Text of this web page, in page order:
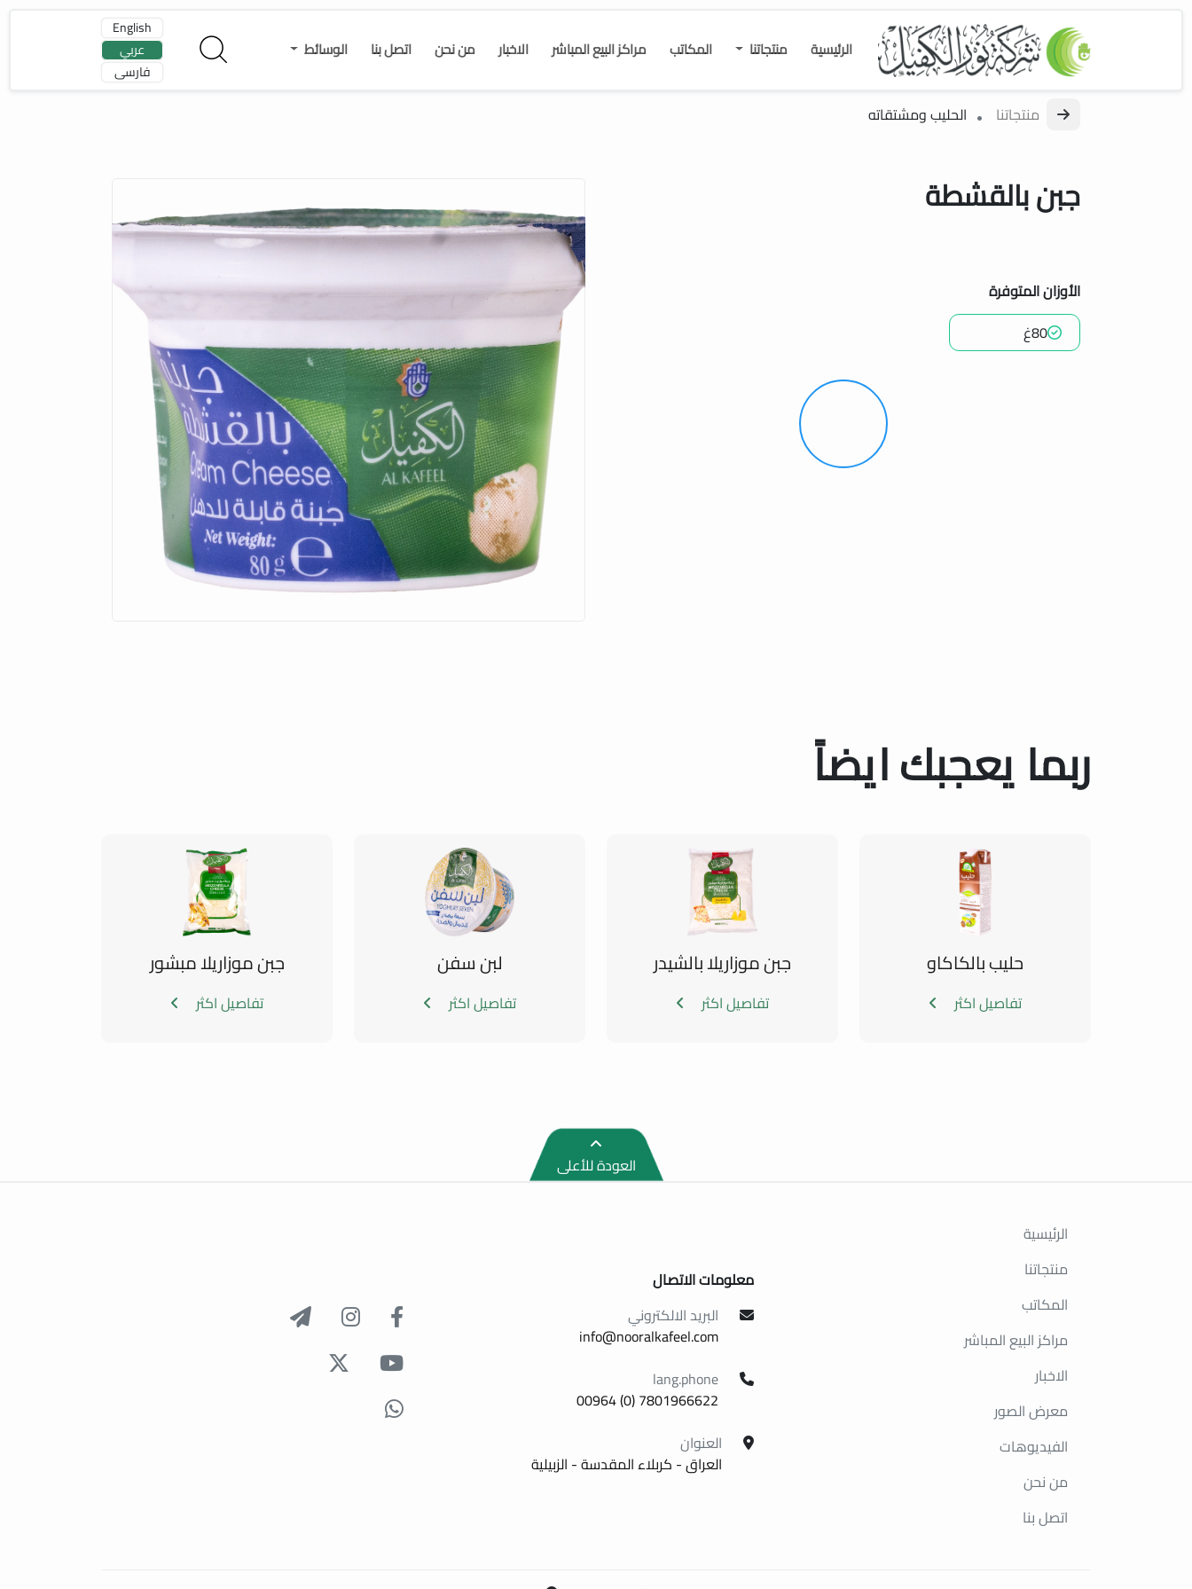
الرئيسية منتجاتنا المكاتب مراكز البيع المباشر الاخبار من نحن اتصل بنا الوسائط
English
عربي
فارسی
منتجاتنا الحليب ومشتقاته
جبن بالقشطة
الأوزان المتوفرة
80غ
ربما يعجبك ايضاً
حليب بالكاكاو
تفاصيل اكثر
جبن موزاريلا بالشيدر
تفاصيل اكثر
لبن سفن
تفاصيل اكثر
جبن موزاريلا مبشور
تفاصيل اكثر
العودة للأعلى
الرئيسية
منتجاتنا
المكاتب
مراكز البيع المباشر
الاخبار
معرض الصور
الفيديوهات
من نحن
اتصل بنا
معلومات الاتصال
البريد الالكتروني
info@nooralkafeel.com
lang.phone
7801966622 (0) 00964
العنوان
العراق - كربلاء المقدسة - الزبيلية